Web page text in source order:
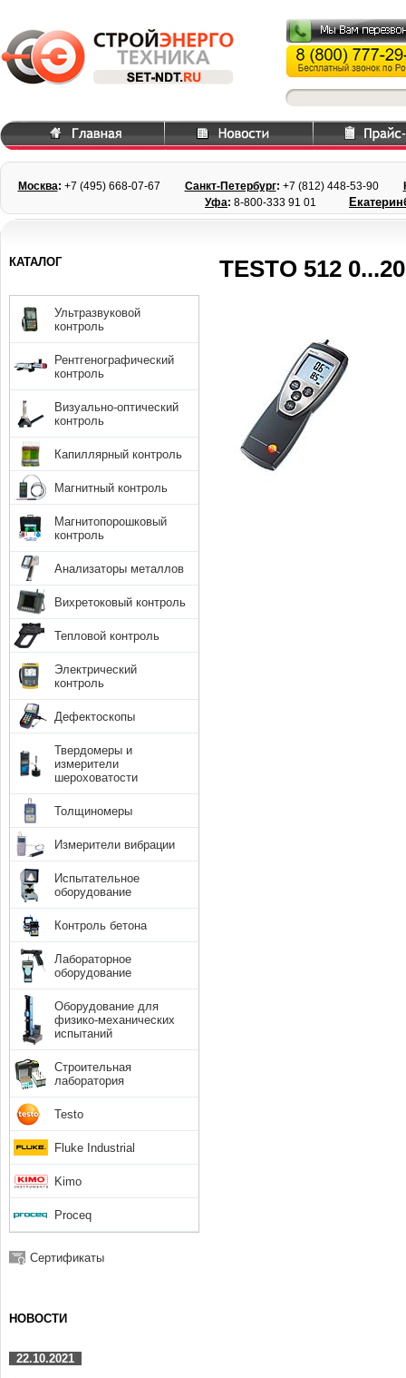
Москва: +7 (495) 668-07-67 Санкт-Петербург: +7 (812) 448-53-90
Уфа: 8-800-333 91 01
TESTO 512
КАТАЛОГ
Ультразвуковой
контроль
Рентгенографический
контроль
Визуально-оптический
контроль
Капиллярный контроль
Магнитный контроль
Магнитопорошковый
контроль
Анализаторы металлов
Вихретоковый контроль
Тепловой контроль
Электрический
контроль
Дефектоскопы
Твердомеры и
измерители
шероховатости
Толщиномеры
Измерители вибрации
Испытательное
оборудование
Контроль бетона
Лабораторное
оборудование
Оборудование для
физико-механических
испытаний
Строительная
лаборатория
Testo
Fluke Industrial
Kimo
Proceq
Сертификаты
НОВОСТИ
22.10.2021